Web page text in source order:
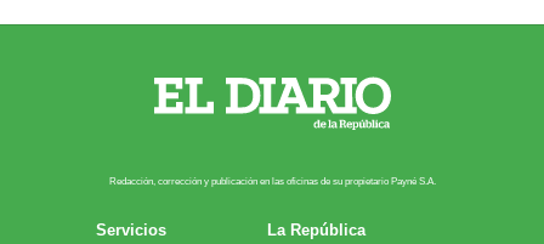
Redacción, corrección y publicación en las oficinas de su propietario Payn​é S.A.
Servicios
La República